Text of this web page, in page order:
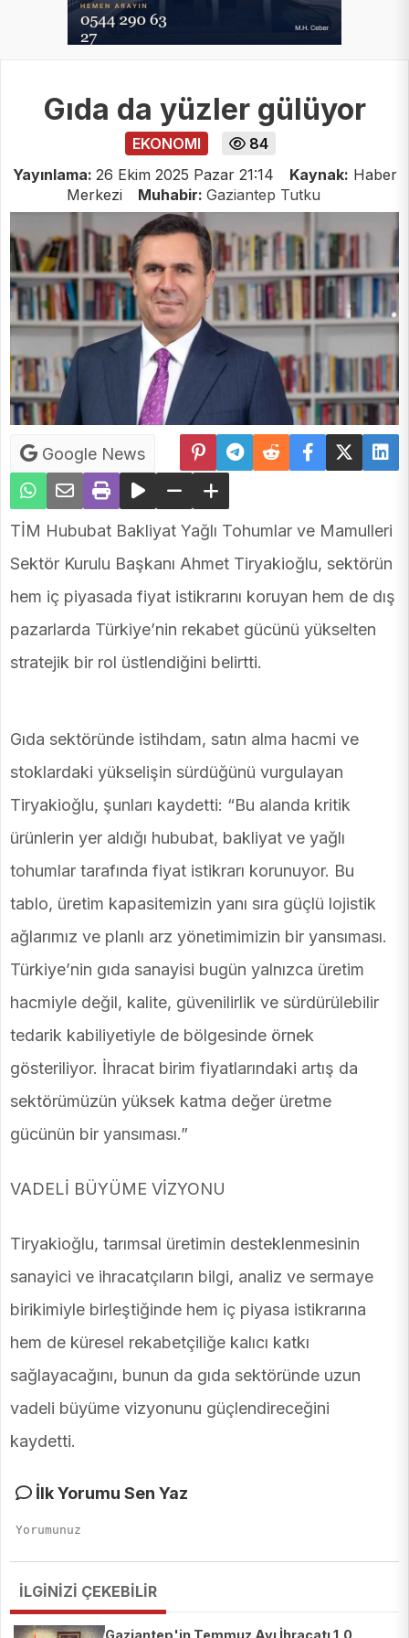
Gıda da yüzler gülüyor
EKONOMI
84
Yayınlama: 26 Ekim 2025 Pazar 21:14 Kaynak: Haber
Merkezi
Muhabir: Gaziantep Tutku
Google News
TİM Hububat Bakliyat Yağlı Tohumlar ve Mamulleri
Sektör Kurulu Başkanı Ahmet Tiryakioğlu, sektörün
hem iç piyasada fiyat istikrarını koruyan hem de dış
pazarlarda Türkiye’nin rekabet gücünü yükselten
stratejik bir rol üstlendiğini belirtti.
Gıda sektöründe istihdam, satın alma hacmi ve
stoklardaki yükselişin sürdüğünü vurgulayan
Tiryakioğlu, şunları kaydetti: “Bu alanda kritik
ürünlerin yer aldığı hububat, bakliyat ve yağlı
tohumlar tarafında fiyat istikrarı korunuyor. Bu
tablo, üretim kapasitemizin yanı sıra güçlü lojistik
ağlarımız ve planlı arz yönetimimizin bir yansıması.
Türkiye’nin gıda sanayisi bugün yalnızca üretim
hacmiyle değil, kalite, güvenilirlik ve sürdürülebilir
tedarik kabiliyetiyle de bölgesinde örnek
gösteriliyor. İhracat birim fiyatlarındaki artış da
sektörümüzün yüksek katma değer üretme
gücünün bir yansıması.”
VADELİ BÜYÜME VİZYONU
Tiryakioğlu, tarımsal üretimin desteklenmesinin
sanayici ve ihracatçıların bilgi, analiz ve sermaye
birikimiyle birleştiğinde hem iç piyasa istikrarına
hem de küresel rekabetçiliğe kalıcı katkı
sağlayacağını, bunun da gıda sektöründe uzun
vadeli büyüme vizyonunu güçlendireceğini
kaydetti.
İlk Yorumu Sen Yaz
İLGİNİZİ ÇEKEBİLİR
Gaziantep'in Temmuz Ayı İhracatı 1,0